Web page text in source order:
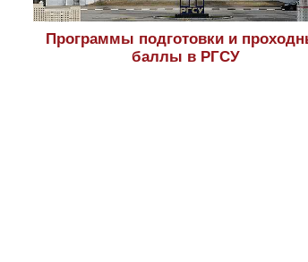
Программы подготовки и
баллы в РГСУ